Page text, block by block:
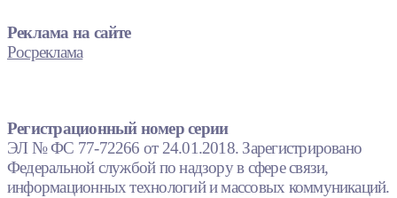
Реклама на сайте
Росреклама
Регистрационный номер серии
ЭЛ № ФС 77-72266 от 24.01.2018. Зарегистрировано
Федеральной службой по надзору в сфере связи,
информационных технологий и массовых коммуникаций.